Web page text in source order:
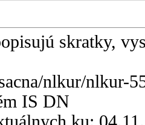
skratky,
nlkur/nlkur-
IS DN